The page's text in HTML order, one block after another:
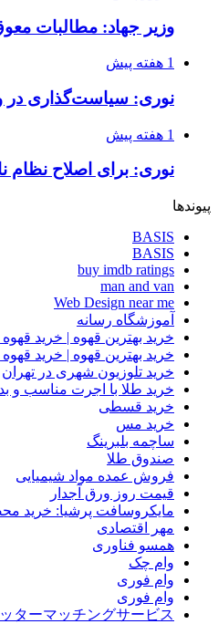
وزیر جهاد: مطالبات
1 هفته پیش
نوری: سیاست‌گذاری در
1 هفته پیش
نوری: برای اصلاح نظام
پیوندها
BASIS
BASIS
buy imdb ratings
man and van
Web Design near me
آموزشگاه رسانه
خرید بهترین قهوه | خرید
خرید بهترین قهوه | خرید
خرید تلوزیون شهری در تهران
خرید طلا با اجرت مناسب و
خرید قسطی
خرید مس
ساچمه بلبرینگ
صندوق طلا
فروش عمده مواد شیمیایی
قیمت روز ورق آجدار
مایکروسافت پرشیا: خرید
مهر اقتصادی
همسو فناوری
وام چک
وام فوری
وام فوری
ターマッチングサービス